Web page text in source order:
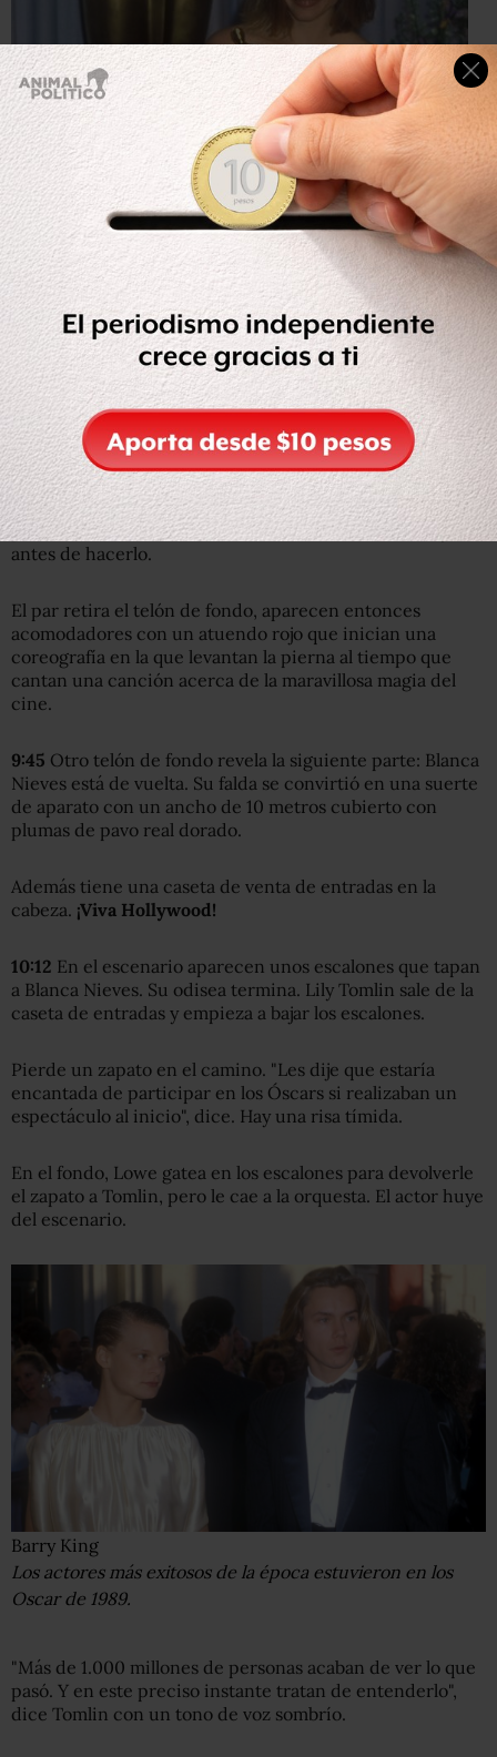
Barry King
Jodie Foster fue una de las ganadoras de la noche.
Celebridades sorprendidas
7:37La rutina finaliza. La cámara enfoca a la audiencia.
Quizás fue mala suerte que justo se tropezara con la cara
del actor Robert Downey Jr. y con los tres aplausos
sarcásticosque da.
8:11La escena de fondo se levanta y Blanca Nieves y Lowe
aparecen en la recreación de una caseta de venta de
entradas. La intérprete sigue cantando. Lowe se acerca
para darle un beso en la mano, haciendo una mueca justo
antes de hacerlo.
El par retira el telón de fondo, aparecen entonces
acomodadores con un atuendo rojo que inician una
coreografía en la que levantan la pierna al tiempo que
cantan una canción acerca de la maravillosa magia del
cine.
9:45 Otro telón de fondo revela la siguiente parte: Blanca
Nieves está de vuelta. Su falda se convirtió en una suerte
de aparato con un ancho de 10 metros cubierto con
plumas de pavo real dorado.
Además tiene una caseta de venta de entradas en la
cabeza. ¡Viva Hollywood!
10:12 En el escenario aparecen unos escalones que tapan
a Blanca Nieves. Su odisea termina. Lily Tomlin sale de la
caseta de entradas y empieza a bajar los escalones.
Pierde un zapato en el camino. "Les dije que estaría
encantada de participar en los Óscars si realizaban un
espectáculo al inicio", dice. Hay una risa tímida.
En el fondo, Lowe gatea en los escalones para devolverle
el zapato a Tomlin, pero le cae a la orquesta. El actor huye
del escenario.
Barry King
Los actores más exitosos de la época estuvieron en los
Oscar de 1989.
"Más de 1.000 millones de personas acaban de ver lo que
pasó. Y en este preciso instante tratan de entenderlo",
dice Tomlin con un tono de voz sombrío.